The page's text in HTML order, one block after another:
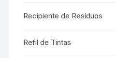
Recipiente de Resíduos
Refil de Tintas